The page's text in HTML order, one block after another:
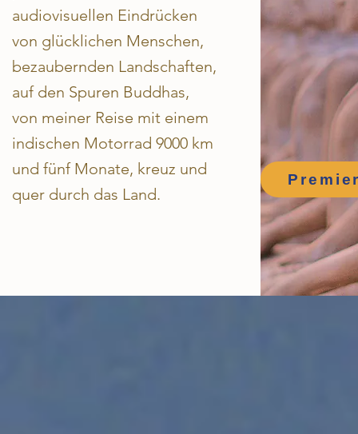
audiovisuellen Eindrücken
von glücklichen Menschen,
bezaubernden Landschaften,
auf den Spuren Buddhas,
von meiner Reise mit einem
indischen Motorrad 9000 km
und fünf Monate, kreuz und
quer durch das Land.